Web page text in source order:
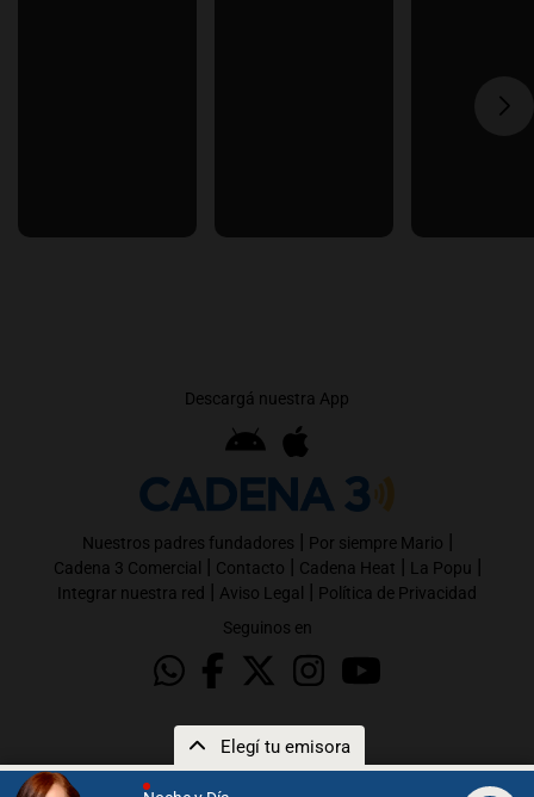
Elegí tu emisora
Descargá nuestra App
Nuestros padres fundadores | Por siempre Mario |
Cadena 3 Comercial | Contacto | Cadena Heat | La Popu |
Integrar nuestra red | Aviso Legal | Política de Privacidad
Seguinos en